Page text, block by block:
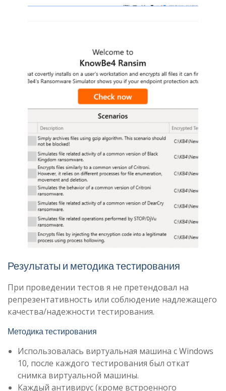
Результаты и методика тестирования
При проведении тестов я не претендовал на
репрезентативность или соблюдение надлежащего
качества/надежности тестирования.
Методика тестирования
Использовалась виртуальная машина с Windows
10, после каждого тестирования был откат
снимка виртуальной машины.
Каждый антивирус (кроме встроенного